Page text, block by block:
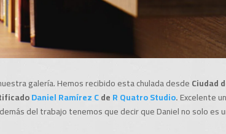
galería. Hemos recibido esta chulada desdeCiudad
Daniel Ramírez CdeR Quatro Studio.Excelente
del trabajo tenemos que decir que Daniel no solo es